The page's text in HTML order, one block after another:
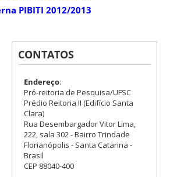
PIBITI 2012/2013
CONTATOS
Endereço:
Pró-reitoria de Pesquisa/UFSC
Prédio Reitoria II (Edifício Santa
Clara)
Rua Desembargador Vitor Lima,
222, sala 302 - Bairro Trindade
Florianópolis - Santa Catarina -
Brasil
CEP 88040-400